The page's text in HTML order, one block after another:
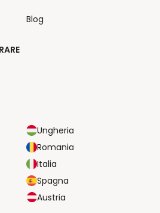
Ungheria
Romania
Italia
Spagna
Austria
Blog